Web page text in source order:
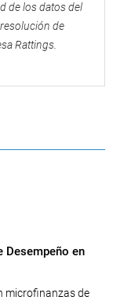
de los datos del
de
Rattings.
Desempeño en
microfinanzas de